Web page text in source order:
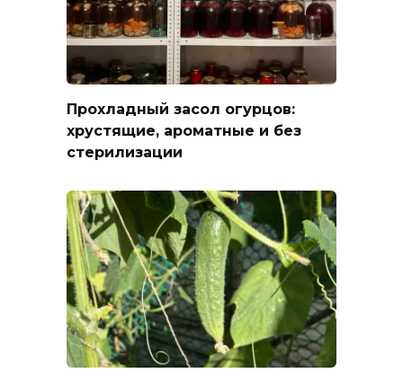
Прохладный засол огурцов:
хрустящие, ароматные и без
стерилизации